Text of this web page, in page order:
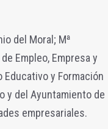
del Moral; Mª
Empleo, Empresa y
y Formación
y del Ayuntamiento de
empresariales.